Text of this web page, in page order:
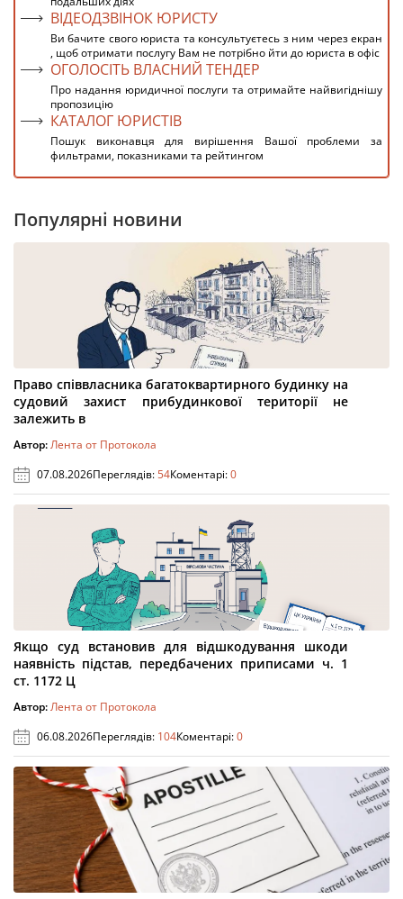
ВІДЕОДЗВІНОК ЮРИСТУ
Ви бачите свого юриста та консультуєтесь з ним через екран
, щоб отримати послугу Вам не потрібно йти до юриста в офіс
ОГОЛОСІТЬ ВЛАСНИЙ ТЕНДЕР
Про надання юридичної послуги та отримайте найвигіднішу
пропозицію
КАТАЛОГ ЮРИСТІВ
Пошук виконавця для вирішення Вашої проблеми за
фильтрами, показниками та рейтингом
Популярні новини
Право співвласника багатоквартирного будинку на
судовий захист прибудинкової території не
залежить в
Автор:Лента от Протокола
07.08.2026Переглядів:54Коментарі:0
Якщо суд встановив для відшкодування шкоди
наявність підстав, передбачених приписами ч. 1
ст. 1172 Ц
Автор:Лента от Протокола
06.08.2026Переглядів: 104Коментарі:0